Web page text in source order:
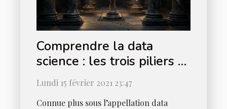
Comprendre la data
science : les trois piliers à
connaitre
Lundi 15 février 2021 23:47
Connue plus sous l’appellation data